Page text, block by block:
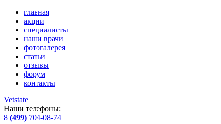
главная
акции
специалисты
наши врачи
фотогалерея
статьи
отзывы
форум
контакты
Vetstate
Наши телефоны:
8 (499) 704-08-74